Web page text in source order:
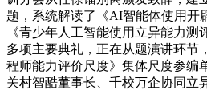
题，系统解读了《AI智能体使用开
《青少年人工智能使用立异能力测
多项主要典礼，正在从题演讲环节
程师能力评价尺度》集体尺度参编
关村智酷董事长、千校万企协同立